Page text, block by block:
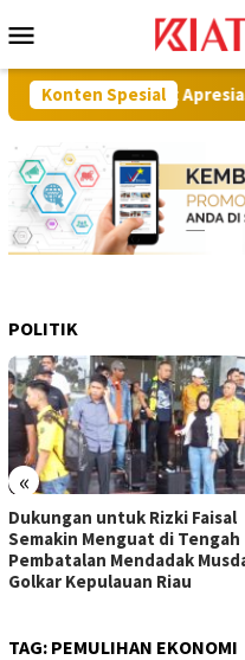
ke
Mobile
Konten Spesial
Barat Apresiasi
POLITIK
«
Dukungan untuk Rizki Faisal
Semakin Menguat di Tengah
Pembatalan Mendadak
Golkar Kepulauan Riau
TAG: PEMULIHAN EKONOMI